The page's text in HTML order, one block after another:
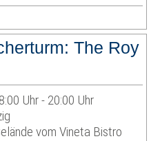
The Roy
Uhr - 20:00 Uhr
vom Vineta Bistro